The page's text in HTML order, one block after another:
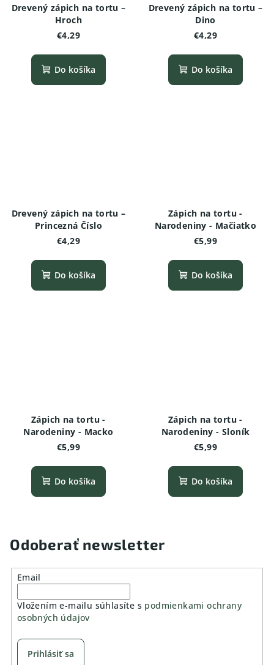
Drevený zápich na tortu –
Hroch
€4,29
Do košíka
Drevený zápich na tortu –
Dino
€4,29
Do košíka
Drevený zápich na tortu –
Princezná Číslo
€4,29
Do košíka
Zápich na tortu -
Narodeniny - Mačiatko
€5,99
Do košíka
Zápich na tortu -
Narodeniny - Macko
€5,99
Do košíka
Zápich na tortu -
Narodeniny - Sloník
€5,99
Do košíka
Odoberať newsletter
Email
Vložením e-mailu súhlasíte s podmienkami ochrany
osobných údajov
Prihlásiť sa